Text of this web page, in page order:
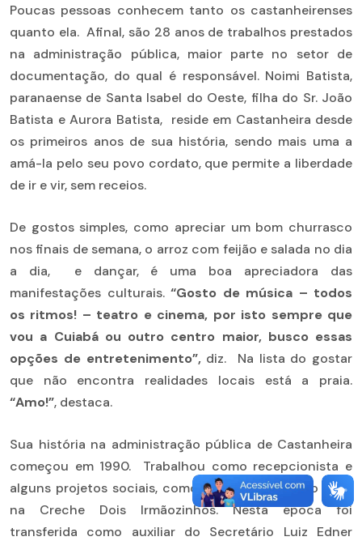
Poucas pessoas conhecem tanto os castanheirenses
quanto ela. Afinal, são 28 anos de trabalhos prestados
na administração pública, maior parte no setor de
documentação, do qual é responsável. Noimi Batista,
paranaense de Santa Isabel do Oeste, filha do Sr. João
Batista e Aurora Batista, reside em Castanheira desde
os primeiros anos de sua história, sendo mais uma a
amá-la pelo seu povo cordato, que permite a liberdade
de ir e vir, sem receios.
De gostos simples, como apreciar um bom churrasco
nos finais de semana, o arroz com feijão e salada no dia
a dia, e dançar, é uma boa apreciadora das
manifestações culturais. “Gosto de música – todos
os ritmos! – teatro e cinema, por isto sempre que
vou a Cuiabá ou outro centro maior, busco essas
opções de entretenimento”, diz. Na lista do gostar
que não encontra realidades locais está a praia.
“Amo!”, destaca.
Sua história na administração pública de Castanheira
começou em 1990. Trabalhou como recepcionista e
alguns projetos sociais, como “Irmão Sol e Irmão Lua”,
na Creche Dois Irmãozinhos. Nesta época foi
transferida como auxiliar do Secretário Luiz Edner